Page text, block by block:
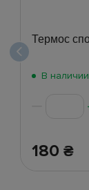
Термос
В наличии
180 ₴